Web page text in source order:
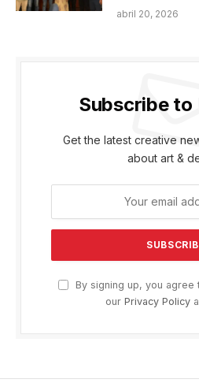
abril 20, 2026
Subscribe to
Get the latest creative
about art &
By signing up, you agree
our Privacy Policy